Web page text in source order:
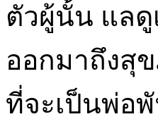
ตัวผู้นั้น แลดู
ออกมาถึงสุ
ที่จะเป็นพ่อ